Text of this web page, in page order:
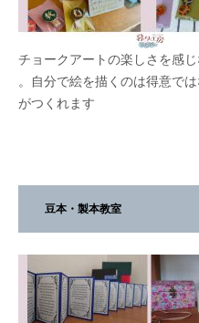
チョークアートの楽しさを感
。自分で絵を描くのは得意で
がつくれます
豆本・製本教室